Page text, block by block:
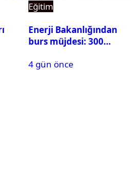
Eğitim
Enerji Bakanlığından
burs müjdesi: 300
500’e çıkarıldı
4 gün önce